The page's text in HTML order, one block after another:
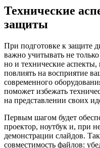
Технические
защиты
При подготовке к защите
важно учитывать не
но и технические аспекты,
повлиять на восприятие
современного
поможет избежать
на представлении своих
Первым шагом будет
проектор, ноутбук и, при
демонстрации слайдов.
совместимость файлов: